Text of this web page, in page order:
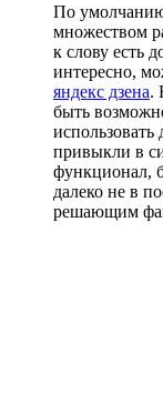
По умолчанию Windows 10 нашпигована
множеством
к слову есть
интересно,
яндекс дзена.
быть
привыкли в
функционал,
далеко не в
решающим